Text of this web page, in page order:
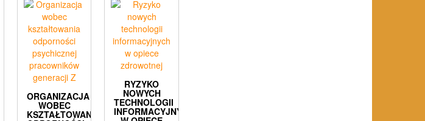
ORGANIZACJA
WOBEC
KSZTAŁTOWANIA
RYZYKO
NOWYCH
TECHNOLOGII
INFORMACYJNYCH